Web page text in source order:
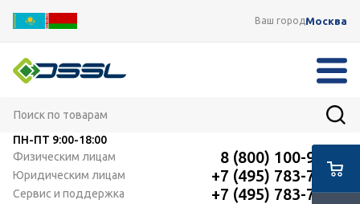
Ваш городМосква
ПН-ПТ 9:00-18:00
Физическим лицам
8 (800) 100-91-12
Юридическим лицам +7 (495) 783-72-87
Сервис и поддержка +7 (495) 783-72-87